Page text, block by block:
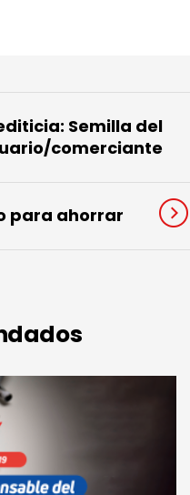
Semilla del
comerciante
para ahorrar